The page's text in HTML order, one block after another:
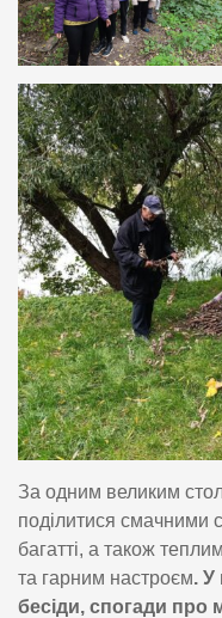
За одним великим
поділитися смачними
багатті, а також
та гарним настроєм. У
бесіди, спогади про